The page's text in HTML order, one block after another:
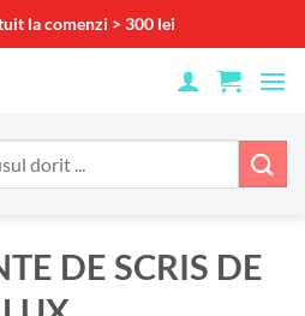
la comenzi > 300 lei
DE SCRIS DE